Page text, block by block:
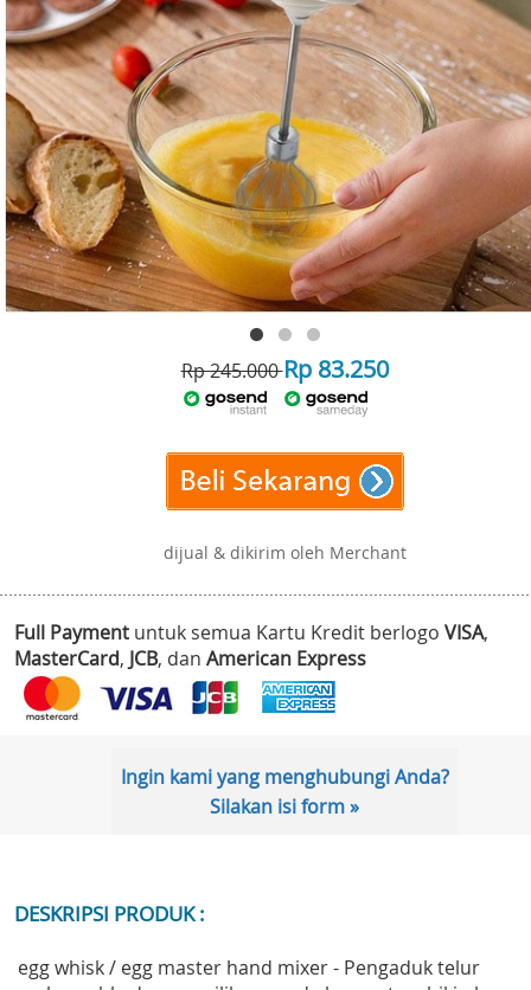
Rp 245.000Rp 83.250
dijual & dikirim oleh Merchant
Full Payment untuk semua Kartu Kredit berlogo VISA,
MasterCard, JCB, dan American Express
Ingin kami yang menghubungi Anda?
Silakan isi form »
DESKRIPSI PRODUK :
egg whisk / egg master hand mixer - Pengaduk telur